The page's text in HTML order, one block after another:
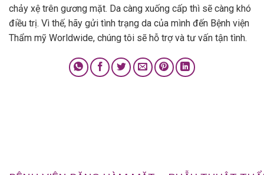
chảy xệ trên gương mặt. Da càng xuống cấp thì sẽ càng khó
điều trị. Vì thế, hãy gửi tình trạng da của mình đến Bệnh viện
Thẩm mỹ Worldwide, chúng tôi sẽ hỗ trợ và tư vấn tận tình.